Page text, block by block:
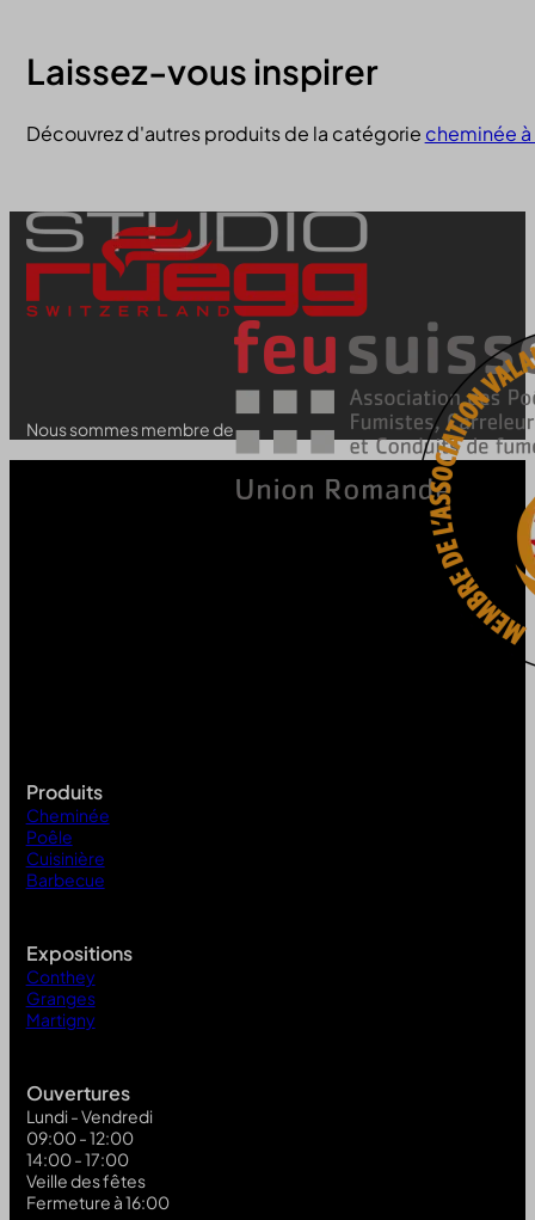
Laissez-vous inspirer
Découvrez d'autres produits de la catégorie cheminée
Nous sommes membre de
Produits
Cheminée
Poêle
Cuisinière
Barbecue
Expositions
Conthey
Granges
Martigny
Ouvertures
Lundi - Vendredi
09:00 - 12:00
14:00 - 17:00
Veille des fêtes
Fermeture à 16:00